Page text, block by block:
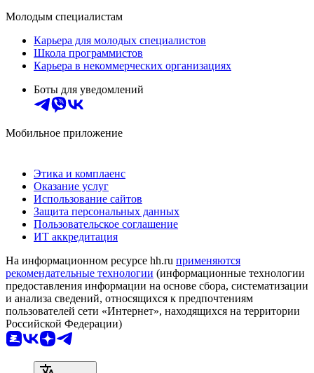
Молодым специалистам
Карьера для молодых специалистов
Школа программистов
Карьера в некоммерческих организациях
Боты для уведомлений
Мобильное приложение
Этика и комплаенс
Оказание услуг
Использование сайтов
Защита персональных данных
Пользовательское соглашение
ИТ аккредитация
На информационном ресурсе hh.ru применяются
рекомендательные технологии (информационные технологии
предоставления информации на основе сбора, систематизации
и анализа сведений, относящихся к предпочтениям
пользователей сети «Интернет», находящихся на территории
Российской Федерации)